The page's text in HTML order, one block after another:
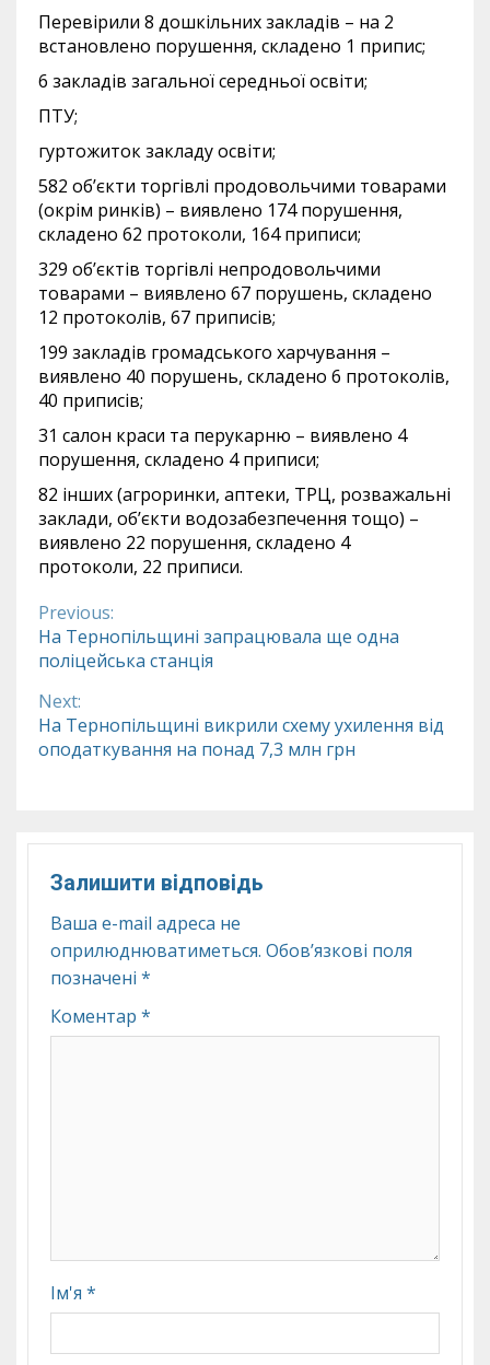
Перевірили 8 дошкільних закладів – на 2
встановлено порушення, складено 1 припис;
6 закладів загальної середньої освіти;
ПТУ;
гуртожиток закладу освіти;
582 об’єкти торгівлі продовольчими товарами
(окрім ринків) – виявлено 174 порушення,
складено 62 протоколи, 164 приписи;
329 об’єктів торгівлі непродовольчими
товарами – виявлено 67 порушень, складено
12 протоколів, 67 приписів;
199 закладів громадського харчування –
виявлено 40 порушень, складено 6 протоколів,
40 приписів;
31 салон краси та перукарню – виявлено 4
порушення, складено 4 приписи;
82 інших (агроринки, аптеки, ТРЦ, розважальні
заклади, об’єкти водозабезпечення тощо) –
виявлено 22 порушення, складено 4
протоколи, 22 приписи.
Continue
Reading
Previous:
На Тернопільщині запрацювала ще одна
поліцейська станція
Next:
На Тернопільщині викрили схему ухилення від
оподаткування на понад 7,3 млн грн
Залишити відповідь
Ваша e-mail адреса не
оприлюднюватиметься. Обов’язкові поля
позначені *
Коментар *
Ім'я *